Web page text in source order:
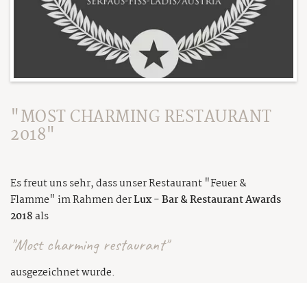
"MOST CHARMING RESTAURANT
2018"
Es freut uns sehr, dass unser Restaurant "Feuer &
Flamme" im Rahmen derLux - Bar & Restaurant Awards
2018als
"Most charming restaurant"
ausgezeichnet wurde.